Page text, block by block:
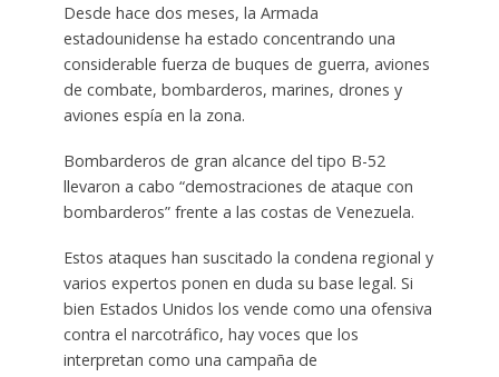
Desde hace dos meses, la Armada
estadounidense ha estado concentrando una
considerable fuerza de buques de guerra, aviones
de combate, bombarderos, marines, drones y
aviones espía en la zona.
Bombarderos de gran alcance del tipo B-52
llevaron a cabo “demostraciones de ataque con
bombarderos” frente a las costas de Venezuela.
Estos ataques han suscitado la condena regional y
varios expertos ponen en duda su base legal. Si
bien Estados Unidos los vende como una ofensiva
contra el narcotráfico, hay voces que los
interpretan como una campaña de